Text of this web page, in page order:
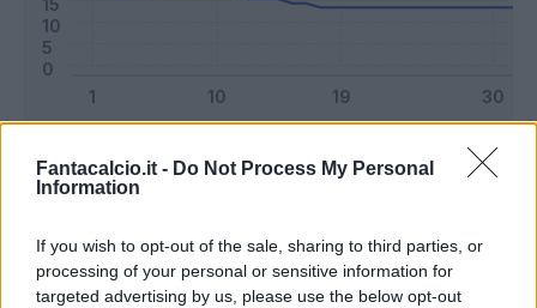
Fantacalcio.it - Do Not Process My Personal
Information
If you wish to opt-out of the sale, sharing to third parties, or
processing of your personal or sensitive information for
targeted advertising by us, please use the below opt-out
Riepilogo stagione
Titolare 4 - 10